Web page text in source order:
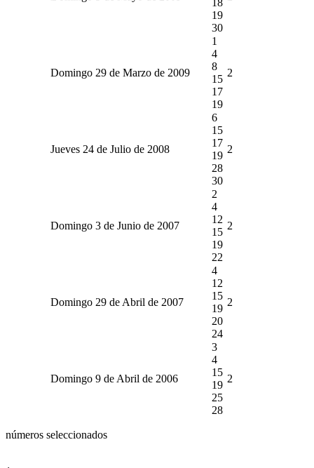
19
30
Domingo 29 de Marzo de 2009
1
4
8
15
17
19
2
Jueves 24 de Julio de 2008
6
15
17
19
28
30
2
Domingo 3 de Junio de 2007
2
4
12
15
19
22
2
Domingo 29 de Abril de 2007
4
12
15
19
20
24
2
Domingo 9 de Abril de 2006
3
4
15
19
25
28
2
números seleccionados